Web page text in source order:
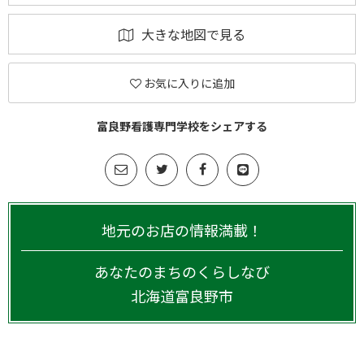
大きな地図で見る
お気に入りに追加
富良野看護専門学校をシェアする
地元のお店の情報満載！
あなたのまちのくらしなび
北海道富良野市